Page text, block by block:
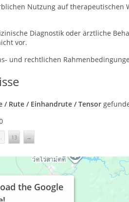
Nutzung auf therapeutischen
Diagnostik oder ärztliche
vor.
und rechtlichen
/ Rute / Einhandrute / Tensor
13 →
the Google